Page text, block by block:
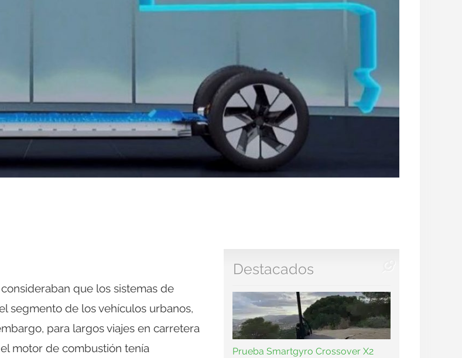
que los sistemas de
segmento de los vehículos urbanos,
para largos viajes en carretera
motor de combustión tenía
Destacados
Prueba Smartgyro Crossover X2